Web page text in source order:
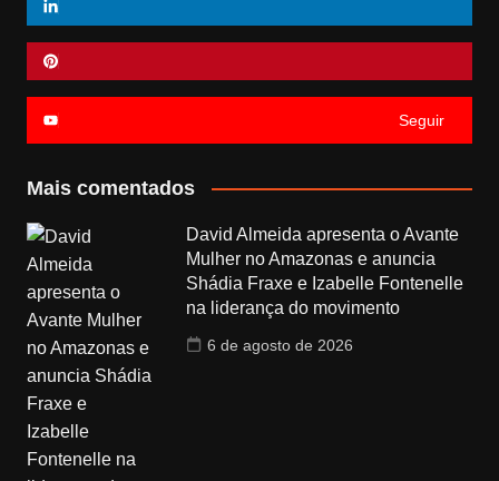
Seguir
Mais comentados
David Almeida apresenta o Avante
Mulher no Amazonas e anuncia
Shádia Fraxe e Izabelle Fontenelle
na liderança do movimento
6 de agosto de 2026